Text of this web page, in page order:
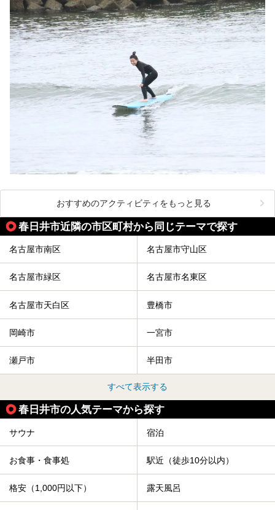
おすすめのアクティビティをもっと見る
春日井市近隣の市区町村から同じテーマで探す
名古屋市南区 名古屋市守山区
名古屋市緑区 名古屋市名東区
名古屋市天白区 豊橋市
岡崎市 一宮市
瀬戸市 半田市
すべて表示する
春日井市の人気テーマから探す
サウナ 宿泊
お食事・食事処 駅近（徒歩10分以内）
格安（1,000円以下） 露天風呂